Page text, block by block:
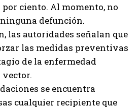
por ciento. Al momento, no
defunción.
las autoridades señalan que
las medidas preventivas
de la enfermedad
se encuentra
cualquier recipiente que